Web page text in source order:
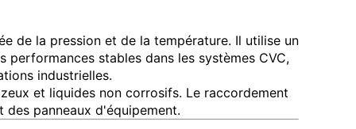
de la pression et de la température. Il utilise un
stables dans les systèmes CVC,
industrielles.
et liquides non corrosifs. Le raccordement
panneaux d'équipement.